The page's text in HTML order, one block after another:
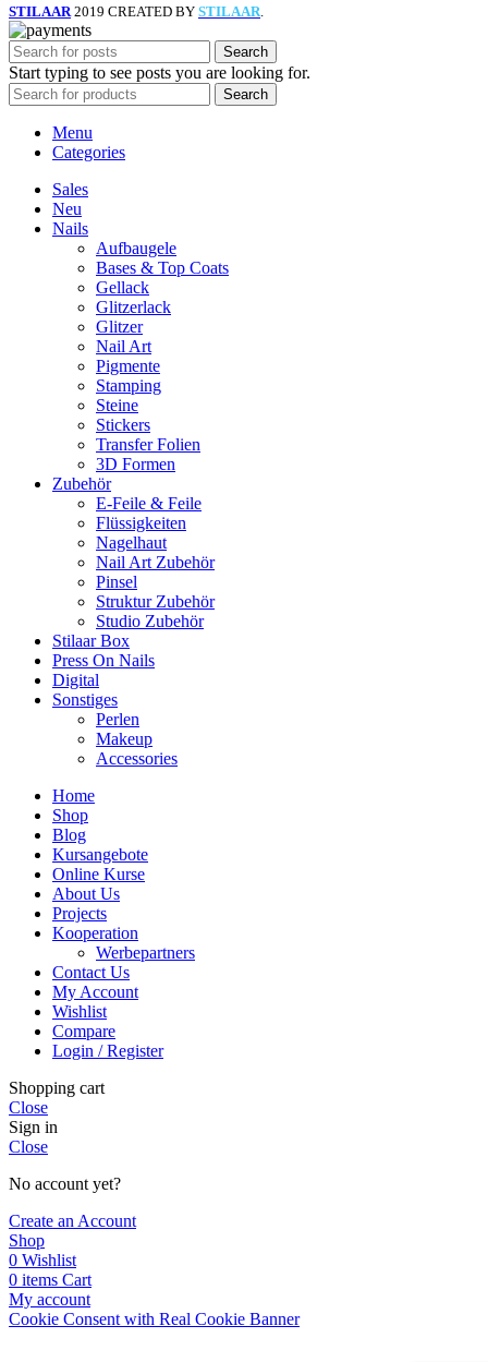
STILAAR 2019 CREATED BY STILAAR.
Search
Start typing to see posts you are looking for.
Search
Menu
Categories
Sales
Neu
Nails
Aufbaugele
Bases & Top Coats
Gellack
Glitzerlack
Glitzer
Nail Art
Pigmente
Stamping
Steine
Stickers
Transfer Folien
3D Formen
Zubehör
E-Feile & Feile
Flüssigkeiten
Nagelhaut
Nail Art Zubehör
Pinsel
Struktur Zubehör
Studio Zubehör
Stilaar Box
Press On Nails
Digital
Sonstiges
Perlen
Makeup
Accessories
Home
Shop
Blog
Kursangebote
Online Kurse
About Us
Projects
Kooperation
Werbepartners
Contact Us
My Account
Wishlist
Compare
Login / Register
Shopping cart
Close
Sign in
Close
No account yet?
Create an Account
Shop
0 Wishlist
0 items Cart
My account
Cookie Consent with Real Cookie Banner